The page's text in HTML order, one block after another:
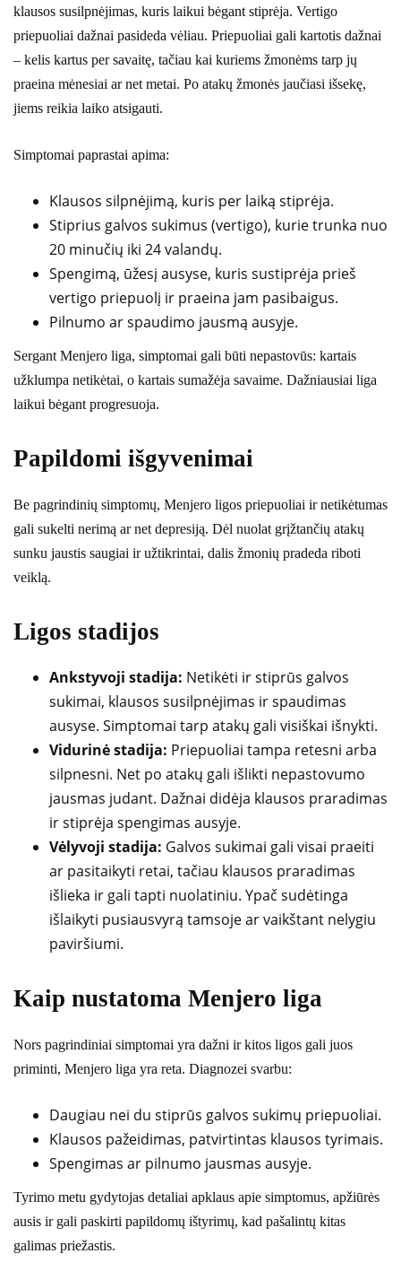
klausos susilpnėjimas, kuris laikui bėgant stiprėja. Vertigo
priepuoliai dažnai pasideda vėliau. Priepuoliai gali kartotis dažnai
– kelis kartus per savaitę, tačiau kai kuriems žmonėms tarp jų
praeina mėnesiai ar net metai. Po atakų žmonės jaučiasi išsekę,
jiems reikia laiko atsigauti.
Simptomai paprastai apima:
Klausos silpnėjimą, kuris per laiką stiprėja.
Stiprius galvos sukimus (vertigo), kurie trunka nuo
20 minučių iki 24 valandų.
Spengimą, ūžesį ausyse, kuris sustiprėja prieš
vertigo priepuolį ir praeina jam pasibaigus.
Pilnumo ar spaudimo jausmą ausyje.
Sergant Menjero liga, simptomai gali būti nepastovūs: kartais
užklumpa netikėtai, o kartais sumažėja savaime. Dažniausiai liga
laikui bėgant progresuoja.
Papildomi išgyvenimai
Be pagrindinių simptomų, Menjero ligos priepuoliai ir netikėtumas
gali sukelti nerimą ar net depresiją. Dėl nuolat grįžtančių atakų
sunku jaustis saugiai ir užtikrintai, dalis žmonių pradeda riboti
veiklą.
Ligos stadijos
Ankstyvoji stadija: Netikėti ir stiprūs galvos
sukimai, klausos susilpnėjimas ir spaudimas
ausyse. Simptomai tarp atakų gali visiškai išnykti.
Vidurinė stadija: Priepuoliai tampa retesni arba
silpnesni. Net po atakų gali išlikti nepastovumo
jausmas judant. Dažnai didėja klausos praradimas
ir stiprėja spengimas ausyje.
Vėlyvoji stadija: Galvos sukimai gali visai praeiti
ar pasitaikyti retai, tačiau klausos praradimas
išlieka ir gali tapti nuolatiniu. Ypač sudėtinga
išlaikyti pusiausvyrą tamsoje ar vaikštant nelygiu
paviršiumi.
Kaip nustatoma Menjero liga
Nors pagrindiniai simptomai yra dažni ir kitos ligos gali juos
priminti, Menjero liga yra reta. Diagnozei svarbu:
Daugiau nei du stiprūs galvos sukimų priepuoliai.
Klausos pažeidimas, patvirtintas klausos tyrimais.
Spengimas ar pilnumo jausmas ausyje.
Tyrimo metu gydytojas detaliai apklaus apie simptomus, apžiūrės
ausis ir gali paskirti papildomų ištyrimų, kad pašalintų kitas
galimas priežastis.